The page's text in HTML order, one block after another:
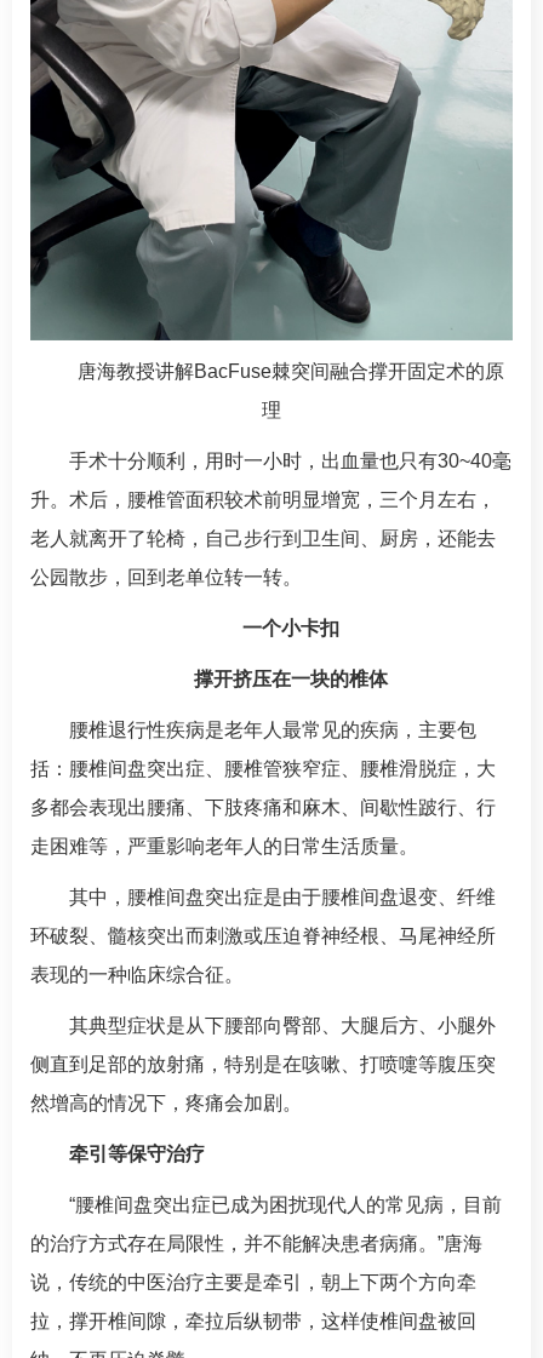
唐海教授讲解BacFuse棘突间融合撑开固定术的原
理
手术十分顺利，用时一小时，出血量也只有30~40毫
升。术后，腰椎管面积较术前明显增宽，三个月左右，
老人就离开了轮椅，自己步行到卫生间、厨房，还能去
公园散步，回到老单位转一转。
一个小卡扣
撑开挤压在一块的椎体
腰椎退行性疾病是老年人最常见的疾病，主要包
括：腰椎间盘突出症、腰椎管狭窄症、腰椎滑脱症，大
多都会表现出腰痛、下肢疼痛和麻木、间歇性跛行、行
走困难等，严重影响老年人的日常生活质量。
其中，腰椎间盘突出症是由于腰椎间盘退变、纤维
环破裂、髓核突出而刺激或压迫脊神经根、马尾神经所
表现的一种临床综合征。
其典型症状是从下腰部向臀部、大腿后方、小腿外
侧直到足部的放射痛，特别是在咳嗽、打喷嚏等腹压突
然增高的情况下，疼痛会加剧。
牵引等保守治疗
“腰椎间盘突出症已成为困扰现代人的常见病，目前
的治疗方式存在局限性，并不能解决患者病痛。”唐海
说，传统的中医治疗主要是牵引，朝上下两个方向牵
拉，撑开椎间隙，牵拉后纵韧带，这样使椎间盘被回